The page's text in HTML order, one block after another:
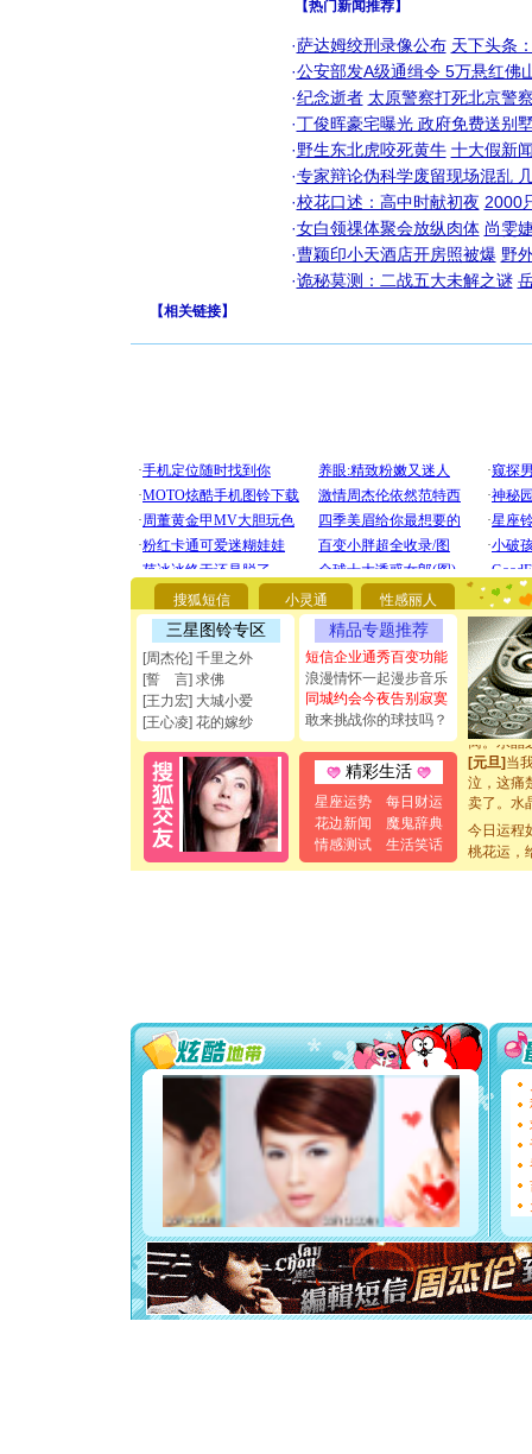
【热门新闻推荐】
·萨达姆绞刑录像公布 天下头条
·公安部发A级通缉令 5万悬红佛
·纪念逝者 太原警察打死北京警
·丁俊晖豪宅曝光 政府免费送别
·野生东北虎咬死黄牛 十大假新
·专家辩论伪科学废留现场混乱
·校花口述：高中时献初夜 2000
·女白领祼体聚会放纵肉体 尚雯
·曹颖印小天酒店开房照被爆 野
·诡秘莫测：二战五大未解之谜
【相关链接】
搜狐短信 小灵通 性感丽人
三星图铃专区
[周杰伦] 千里之外
[誓 言] 求佛
[王力宏] 大城小爱
[王心凌] 花的嫁纱
精品专题推荐
短信企业通秀百变功能
浪漫情怀一起漫步音乐
同城约会今夜告别寂寞
敢来挑战你的球技吗？
精彩生活
星座运势
每日财运
花边新闻
魔鬼辞典
情感测试
生活笑话
[圣诞节]
你太多
要平安
能正大
都要快乐
[圣诞节]
如意,快
[元旦]看
断电。爱
你是我专
[元旦]如
起；二是
离。水晶
[元旦]当
泣，这痛
卖了。水
颜！冬去
道一声平
都要快乐
[圣诞节]
如意,快
[元旦]
看
断电。
你是我
[元旦]
如
起；二
离。水
[元旦] 当
泣，这痛
卖了。水
[春节]风
颜！冬去
道一声平
今日运程
桃花运，